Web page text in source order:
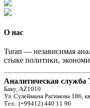
О нас
Turan — независимая
стыке политики,
Аналитическая служба
Баку, AZ1010
Ул. Сулеймана Рагимова 186,
Тел.: (+99412) 440 11 96